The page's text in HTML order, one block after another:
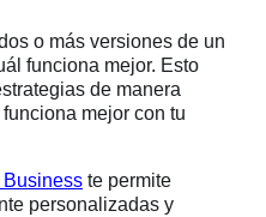
o más versiones de un
funciona mejor. Esto
de manera
mejor con tu
Business te permite
personalizadas y